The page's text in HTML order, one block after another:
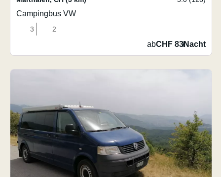
Campingbus VW
3 2
abCHF 83/Nacht